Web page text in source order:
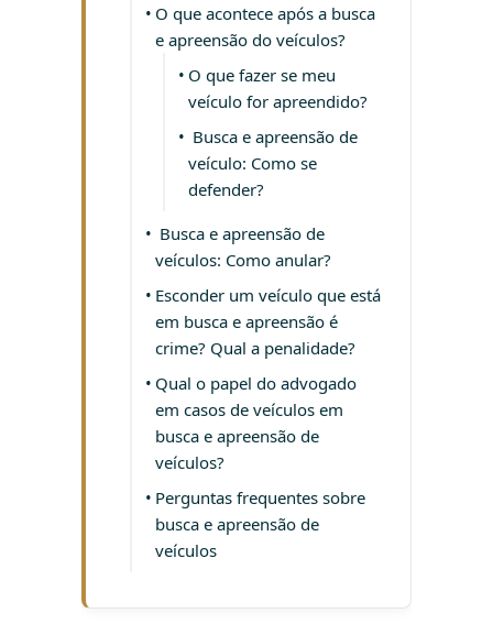
O que acontece após a busca
e apreensão do veículos?
O que fazer se meu
veículo for apreendido?
Busca e apreensão de
veículo: Como se
defender?
Busca e apreensão de
veículos: Como anular?
Esconder um veículo que está
em busca e apreensão é
crime? Qual a penalidade?
Qual o papel do advogado
em casos de veículos em
busca e apreensão de
veículos?
Perguntas frequentes sobre
busca e apreensão de
veículos